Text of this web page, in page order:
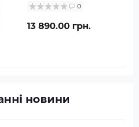
0
13 890.00 грн.
новини